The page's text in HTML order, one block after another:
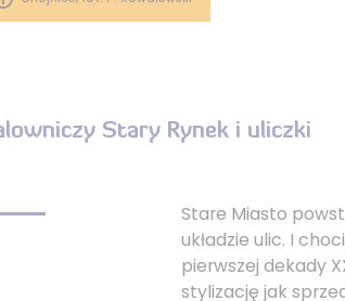
Stary Rynek i uliczki
Stare Miasto
układzie ulic. I
pierwszej dekady
stylizację jak